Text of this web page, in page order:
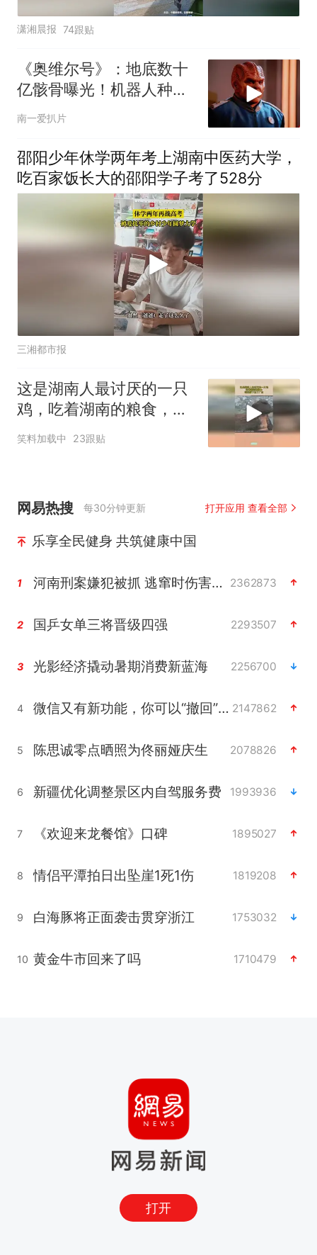
潇湘晨报 74跟贴
《奥维尔号》：地底数十
亿骸骨曝光！机器人种族
覆灭造物主，伪装卧底占
南一爱扒片
邵阳少年休学两年考上湖南中医药大学，
吃百家饭长大的邵阳学子考了528分
三湘都市报
这是湖南人最讨厌的一只
鸡，吃着湖南的粮食，却
把蛋下在了广东
笑料加载中 23跟贴
网易热搜 每30分钟更新 打开应用 查看全部
乐享全民健身 共筑健康中国
1 河南刑案嫌犯被抓 逃窜时伤害多人 2362873
2 国乒女单三将晋级四强 2293507
3 光影经济撬动暑期消费新蓝海 2256700
4 微信又有新功能，你可以“撤回”你的撤回了！ 2147862
5 陈思诚零点晒照为佟丽娅庆生 2078826
6 新疆优化调整景区内自驾服务费 1993936
7 《欢迎来龙餐馆》口碑 1895027
8 情侣平潭拍日出坠崖1死1伤 1819208
9 白海豚将正面袭击贯穿浙江 1753032
10 黄金牛市回来了吗 1710479
打开